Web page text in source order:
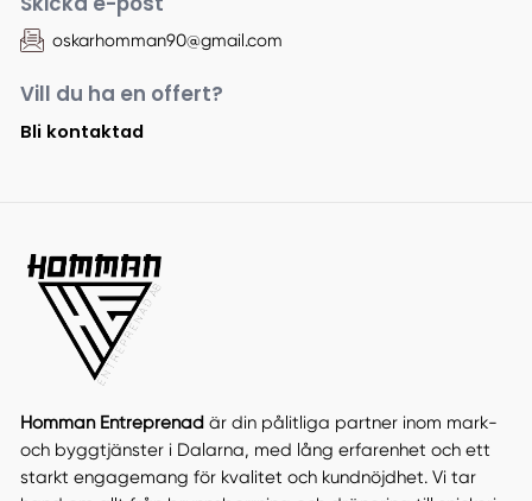
oskarhomman90@gmail.com
Vill du ha en offert?
Bli kontaktad
Homman Entreprenadär din pålitliga partner inom mark-
och byggtjänster i Dalarna, med lång erfarenhet och ett
starkt engagemang för kvalitet och kundnöjdhet. Vi tar